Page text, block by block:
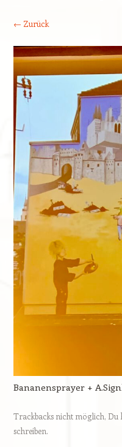
← Zurück
Bananensprayer +
Trackbacks nicht möglich, Du
schreiben.